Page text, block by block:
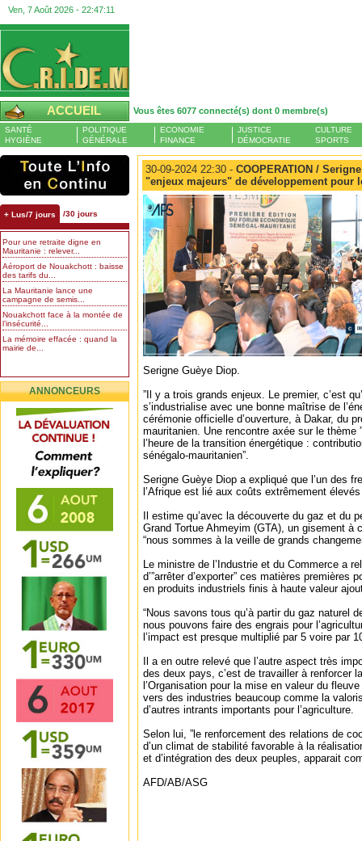
Ven, 7 Août 2026 - 22:47:12
ACCUEIL Vous êtes 6077 connecté(s) dont 0 membre(s)
SANTÉ
HYGIÈNE
POLITIQUE
GÉNÉRALE
ECONOMIE
FINANCE
JUSTICE
DÉMOCRATIE
CULTURE
SPORTS
+ Lus/7 jours /30 jours
Pour une retraite digne en
Mauritanie : relever...
Aéroport de Nouakchott : baisse
des tarifs du...
La Mauritanie lance une
campagne de semis...
Nouakchott face à la montée de
l’insécurité...
La mémoire effacée : quand la
mairie de...
ANNONCEURS
30-09-2024 22:30 - COOPERATION /
"enjeux majeurs" de développement pour
Serigne Guèye Diop.
”Il y a trois grands enjeux. Le premier, c’est
s’industrialise avec une bonne maîtrise de
cérémonie officielle d’ouverture, à Dakar, du
mauritanien. Une rencontre axée sur le thème
l’heure de la transition énergétique :
sénégalo-mauritanien”.
Serigne Guèye Diop a expliqué que l’un des
l’Afrique est lié aux coûts extrêmement élevés
Il estime qu’avec la découverte du gaz et du
Grand Tortue Ahmeyim (GTA), un gisement à
“nous sommes à la veille de grands
Le ministre de l’Industrie et du Commerce a
d’”arrêter d’exporter” ces matières premières
en produits industriels finis à haute valeur
“Nous savons tous qu’à partir du gaz naturel
nous pouvons faire des engrais pour
l’impact est presque multiplié par 5 voire par
Il a en outre relevé que l’autre aspect très
des deux pays, c’est de travailler à renforcer
l’Organisation pour la mise en valeur du
vers des industries beaucoup comme la
d’autres intrants importants pour l’agriculture.
Selon lui, ”le renforcement des relations de
d’un climat de stabilité favorable à la
et d’intégration des deux peuples, apparait
AFD/AB/ASG